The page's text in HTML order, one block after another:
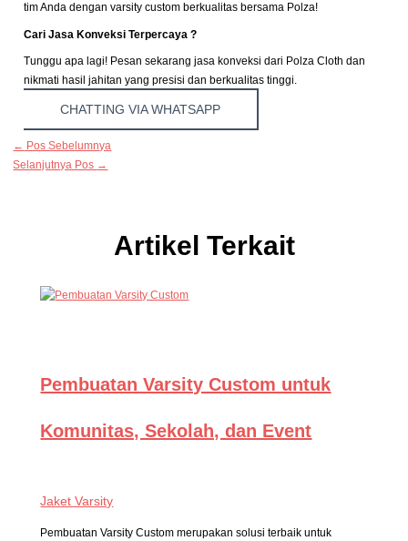
tim Anda dengan varsity custom berkualitas bersama Polza!
Cari Jasa Konveksi Terpercaya ?
Tunggu apa lagi! Pesan sekarang jasa konveksi dari Polza Cloth dan
nikmati hasil jahitan yang presisi dan berkualitas tinggi.
CHATTING VIA WHATSAPP
← Pos Sebelumnya
Selanjutnya Pos →
Artikel Terkait
Pembuatan Varsity Custom untuk
Komunitas, Sekolah, dan Event
Jaket Varsity
Pembuatan Varsity Custom merupakan solusi terbaik untuk